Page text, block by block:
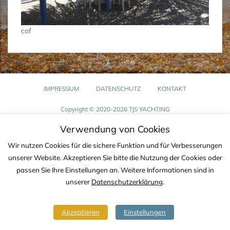
cof
IMPRESSUM DATENSCHUTZ KONTAKT
Copyright © 2020-2026 TJS YACHTING
Verwendung von Cookies
Wir nutzen Cookies für die sichere Funktion und für Verbesserungen
unserer Website. Akzeptieren Sie bitte die Nutzung der Cookies oder
passen Sie Ihre Einstellungen an. Weitere Informationen sind in
unserer Datenschutzerklärung.
Akzeptieren Einstellungen